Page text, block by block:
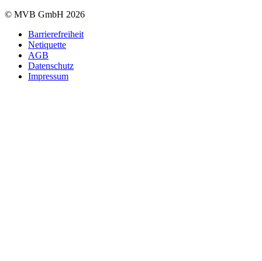
© MVB GmbH 2026
Barrierefreiheit
Netiquette
AGB
Datenschutz
Impressum